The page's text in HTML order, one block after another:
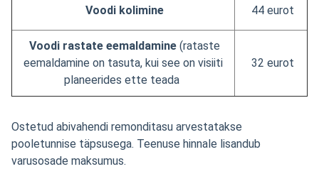
Voodi kolimine 44 eurot
Voodi rastate eemaldamine (rataste
eemaldamine on tasuta, kui see on visiiti
planeerides ette teada
32 eurot
Ostetud abivahendi remonditasu arvestatakse
pooletunnise täpsusega. Teenuse hinnale lisandub
varusosade maksumus.